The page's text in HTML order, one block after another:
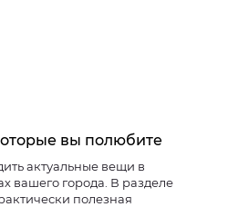
вы полюбите
актуальные вещи в
вашего города. В разделе
полезная